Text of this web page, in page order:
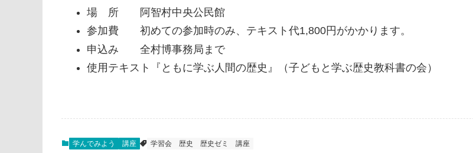
場 所 阿智村中央公民館
参加費 初めての参加時のみ、テキスト代1,800円がかかります。
申込み 全村博事務局まで
使用テキスト『ともに学ぶ人間の歴史』（子どもと学ぶ歴史教科書の会）
学んでみよう 講座 学習会 歴史 歴史ゼミ 講座